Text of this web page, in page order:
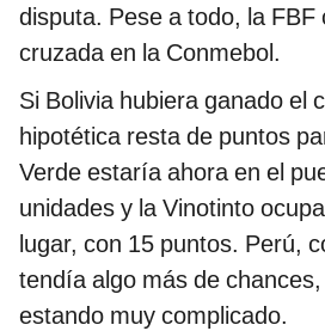
disputa. Pese a todo, la FBF
cruzada en la Conmebol.
Si Bolivia hubiera ganado el
hipotética resta de puntos
Verde estaría ahora en el
unidades y la Vinotinto
lugar, con 15 puntos. Perú,
tendía algo más de
estando muy complicado.